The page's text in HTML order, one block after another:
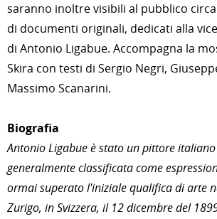
saranno inoltre visibili al pubblico
di documenti originali, dedicati alla
di Antonio Ligabue. Accompagna la
Skira con testi di Sergio Negri,
Massimo Scanarini.
Biografia
Antonio Ligabue è stato un pittore
generalmente classificata come
ormai superato l'iniziale qualifica di arte
Zurigo, in Svizzera, il 12 dicembre del